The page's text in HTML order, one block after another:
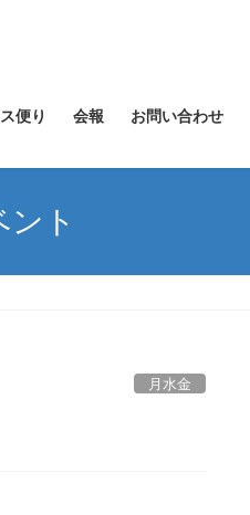
便り 会報 お問い合わせ
ント
月水金